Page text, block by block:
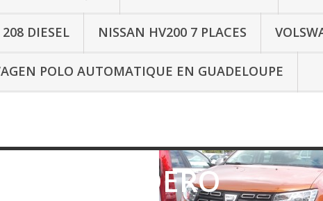
DIESEL NISSAN HV200 7 PLACES
POLO AUTOMATIQUE EN GUADELOUPE
SANDERO